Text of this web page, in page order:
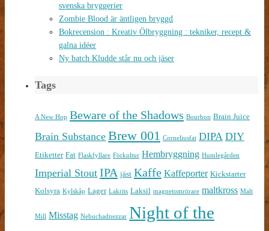
svenska bryggerier
Zombie Blood är äntligen bryggd
Bokrecension : Kreativ Ölbryggning : tekniker, recept &
galna idéer
Ny batch Kludde står nu och jäser
Tags
A New Hop Beware of the Shadows Bourbon Brain Juice
Brain Substance Brew 001 Corneliusfat DIPA DIY
Etiketter Fat Flaskfyllare Förkultur Hembryggning Humlegården
Imperial Stout IPA jäst Kaffe Kaffeporter Kickstarter
Kolsyra Kylskåp Lager Lakrits Laksil magnetomrörare maltkross Malt
Mill Misstag Nebuchadnezzar Night of the